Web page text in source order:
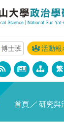
博士班 活動報
繁
首頁 ／ 研究與